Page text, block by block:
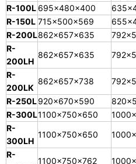
R-100L 695×480×400
R-150L 715×500×569
R-200L862×657×635
R-
200LH
862×657×635
R-
200LK
862×657×738
R-250L920×670×590
R-300L1100×750×650
R-
300LH
1100×750×650
R-
1100×750×762